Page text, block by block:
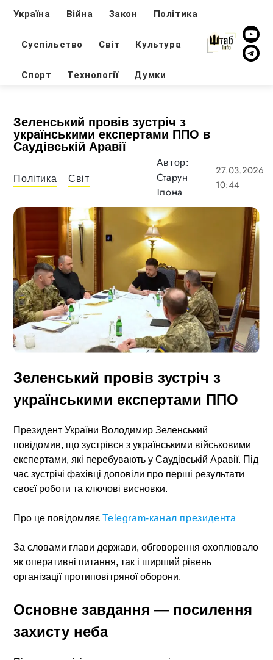
Україна Війна Закон Політика
Суспільство Світ Культура
Спорт Технології Думки
Зеленський провів зустріч з
українськими експертами ППО в
Саудівській Аравії
Політика Світ
Автор:
Старун
Ілона
27.03.2026
10:44
Зеленський провів зустріч з
українськими експертами ППО
Президент України Володимир Зеленський
повідомив, що зустрівся з українськими військовими
експертами, які перебувають у Саудівській Аравії. Під
час зустрічі фахівці доповіли про перші результати
своєї роботи та ключові висновки.
Про це повідомляєTelegram-канал президента
За словами глави держави, обговорення охоплювало
як оперативні питання, так і ширший рівень
організації протиповітряної оборони.
Основне завдання — посилення
захисту неба